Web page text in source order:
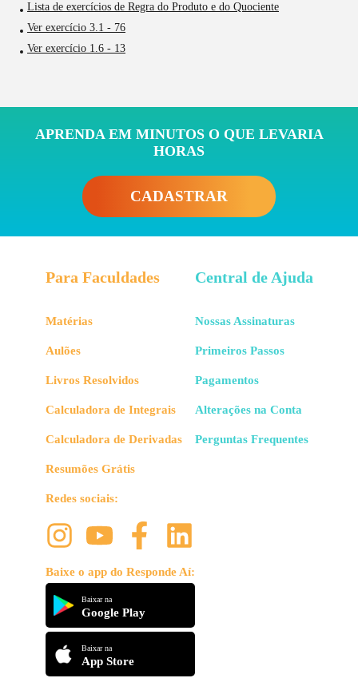
Lista de exercícios de Regra do Produto e do Quociente
Ver exercício 3.1 - 76
Ver exercício 1.6 - 13
APRENDA EM MINUTOS O QUE LEVARIA
HORAS
CADASTRAR
Para Faculdades
Matérias
Aulões
Livros Resolvidos
Calculadora de Integrais
Calculadora de Derivadas
Resumões Grátis
Redes sociais:
Baixe o app do Responde Aí:
Baixar na
Google Play
Baixar na
App Store
Central de Ajuda
Nossas Assinaturas
Primeiros Passos
Pagamentos
Alterações na Conta
Perguntas Frequentes